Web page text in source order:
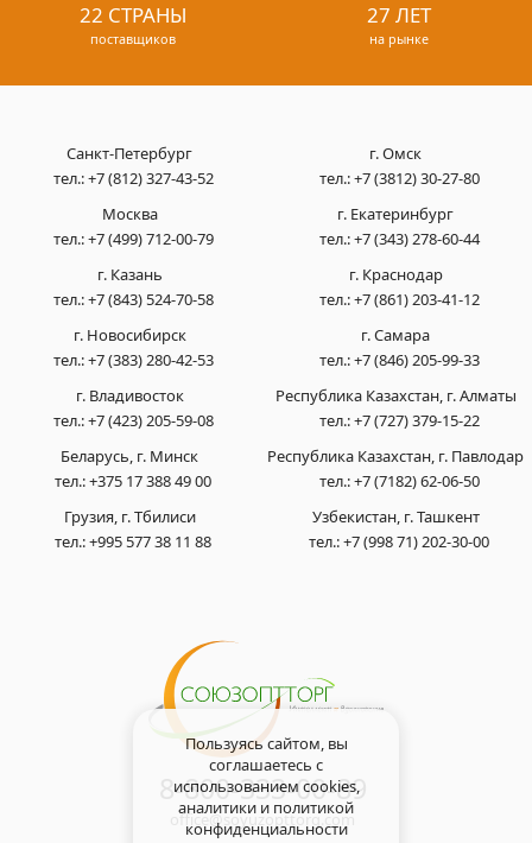
22 СТРАНЫ
поставщиков
27 ЛЕТ
на рынке
Санкт-Петербург
тел.:+7 (812) 327-43-52
Москва
тел.:+7 (499) 712-00-79
г. Казань
тел.:+7 (843) 524-70-58
г. Новосибирск
тел.:+7 (383) 280-42-53
г. Омск
тел.:+7 (3812) 30-27-80
г. Екатеринбург
тел.:+7 (343) 278-60-44
г. Краснодар
тел.:+7 (861) 203-41-12
г. Самара
тел.:+7 (846) 205-99-33
г. Владивосток
тел.:+7 (423) 205-59-08
Беларусь, г. Минск
тел.:+375 17 388 49 00
Грузия, г. Тбилиси
тел.:+995 577 38 11 88
Республика Казахстан, г. Алматы
тел.:+7 (727) 379-15-22
Республика Казахстан, г. Павлодар
тел.:+7 (7182) 62-06-50
Узбекистан, г. Ташкент
тел.:+7 (998 71) 202-30-00
8-800-333-00-89
office@soyuzopttorg.com
Пользуясь сайтом, вы
соглашаетесь с
использованием cookies,
аналитики и политикой
конфиденциальности